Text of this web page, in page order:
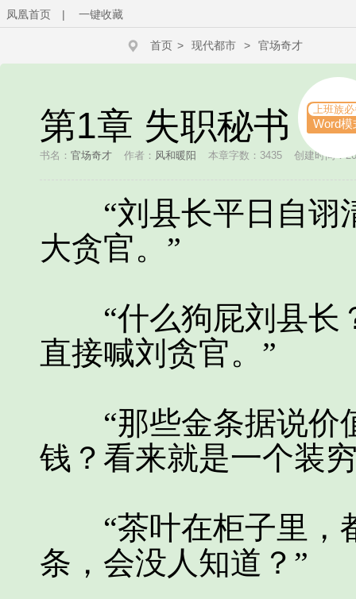
凤凰首页 | 一键收藏
首页 > 现代都市 > 官场奇才
第1章 失职秘书 上班族必
Word模
书名： 官场奇才 作者： 风和暖阳 本章字数：3435 创建时间：
“刘县长平日自诩
大贪官。”
“什么狗屁刘县长
直接喊刘贪官。”
“那些金条据说价
钱？看来就是一个装
“茶叶在柜子里，
条，会没人知道？”